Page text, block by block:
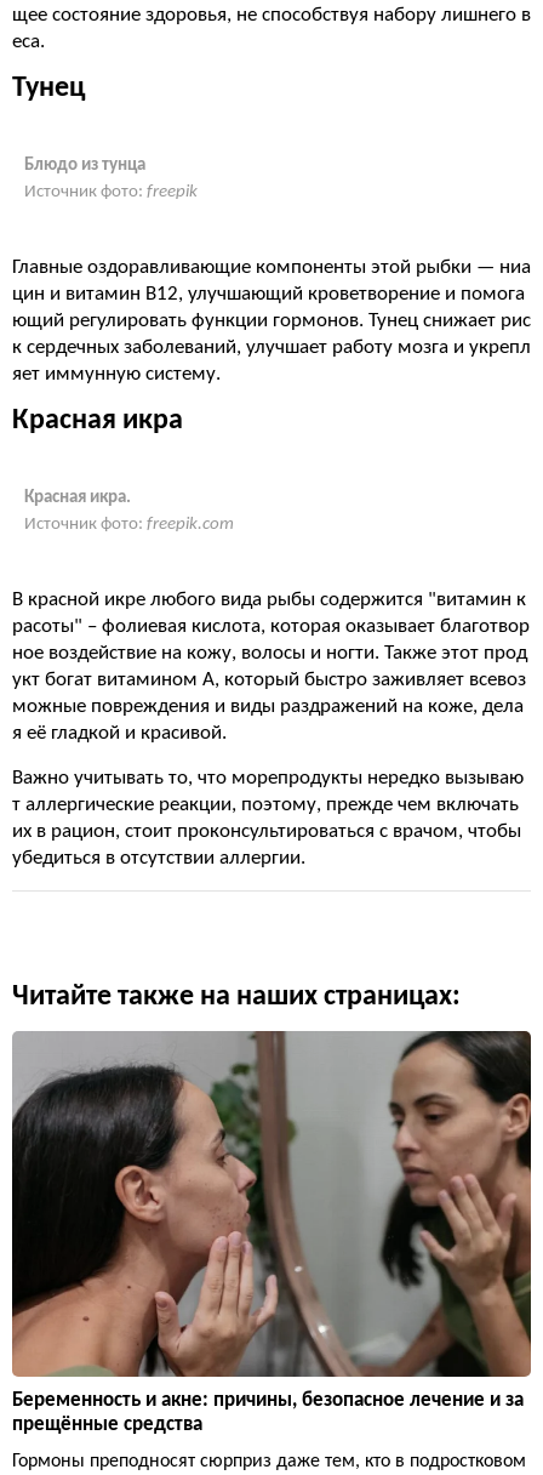
щее состояние здоровья, не способствуя набору лишнего в
еса.
Тунец
Блюдо из тунца
Источник фото: freepik
Главные оздоравливающие компоненты этой рыбки — ниа
цин и витамин B12, улучшающий кроветворение и помога
ющий регулировать функции гормонов. Тунец снижает рис
к сердечных заболеваний, улучшает работу мозга и укрепл
яет иммунную систему.
Красная икра
Красная икра.
Источник фото: freepik.com
В красной икре любого вида рыбы содержится "витамин к
расоты" – фолиевая кислота, которая оказывает благотвор
ное воздействие на кожу, волосы и ногти. Также этот прод
укт богат витамином А, который быстро заживляет всевоз
можные повреждения и виды раздражений на коже, дела
я её гладкой и красивой.
Важно учитывать то, что морепродукты нередко вызываю
т аллергические реакции, поэтому, прежде чем включать
их в рацион, стоит проконсультироваться с врачом, чтобы
убедиться в отсутствии аллергии.
Читайте также на наших страницах:
Беременность и акне: причины, безопасное лечение и за
прещённые средства
Гормоны преподносят сюрприз даже тем, кто в подростковом